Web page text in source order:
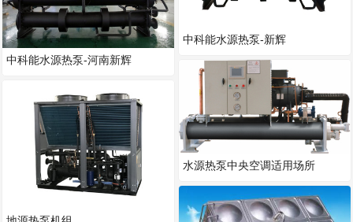
中科能水源热泵-河南新辉
中科能水源热泵-新辉
水源热泵中央空调适用场所